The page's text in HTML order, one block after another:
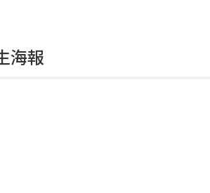
海報